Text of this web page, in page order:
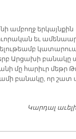
ամ­բողջ եր­կայն­քին
եւ
երբ Ար­ցա­խի բա­նա­կը
մը հա­րիւր մեթր
բա­նա­կը, որ
Կարդալ